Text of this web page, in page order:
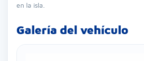
en la isla.
Galería del vehículo